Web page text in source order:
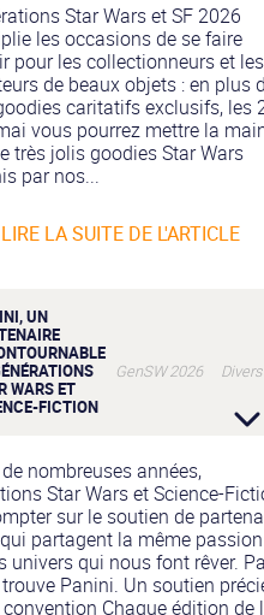
Star Wars et SF 2026
les occasions de se faire
pour les collectionneurs et les
de beaux objets : en plus
caritatifs exclusifs, les
vous pourrez mettre la
très jolis goodies Star Wars
par nos...
LIRE LA SUITE DE L'ARTICLE
UN
WARS ET
FICTION
GenSW 2026 Divers
nombreuses années,
Star Wars et Science-
sur le soutien de
partagent la même passion
univers qui nous font rêver.
Panini. Un soutien
Chaque édition de